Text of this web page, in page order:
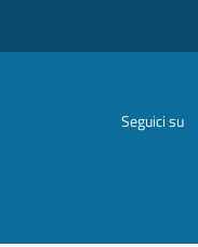
Seguici su